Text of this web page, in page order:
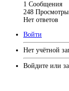
1 Сообщения
248 Просмотры
Нет ответов
Войти
Нет учётной
Войдите или